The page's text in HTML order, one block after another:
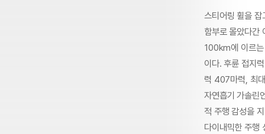
스티어링 휠을
함부로 몰았다간
100km에 이르는
이다. 후륜 접지
력 407마력, 최
자연흡기 가솔린
적 주행 감성을
다이내믹한 주행